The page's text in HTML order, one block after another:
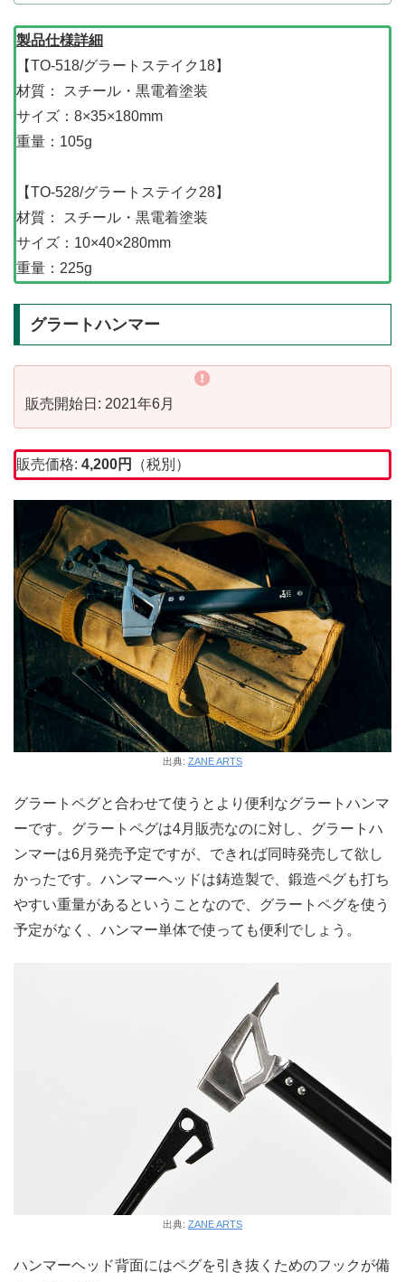
製品仕様詳細
【TO-518/グラートステイク18】
材質： スチール・黒電着塗装
サイズ：8×35×180mm
重量：105g
【TO-528/グラートステイク28】
材質： スチール・黒電着塗装
サイズ：10×40×280mm
重量：225g
グラートハンマー
販売開始日: 2021年6月
販売価格: 4,200円 （税別）
出典: ZANE ARTS
グラートペグと合わせて使うとより便利なグラートハンマ
ーです。グラートペグは4月販売なのに対し、グラートハ
ンマーは6月発売予定ですが、できれば同時発売して欲し
かったです。ハンマーヘッドは鋳造製で、鍛造ペグも打ち
やすい重量があるということなので、グラートペグを使う
予定がなく、ハンマー単体で使っても便利でしょう。
出典: ZANE ARTS
ハンマーヘッド背面にはペグを引き抜くためのフックが備